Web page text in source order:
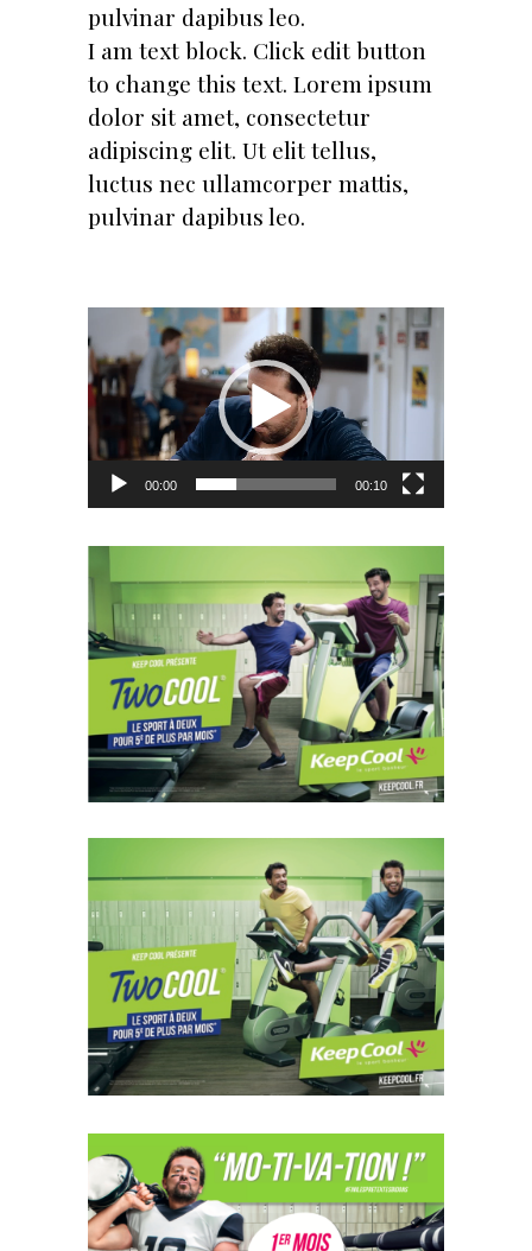
pulvinar dapibus leo.
I am text block. Click edit button
to change this text. Lorem ipsum
dolor sit amet, consectetur
adipiscing elit. Ut elit tellus,
luctus nec ullamcorper mattis,
pulvinar dapibus leo.
Lecteur
vidéo
00:00 00:10